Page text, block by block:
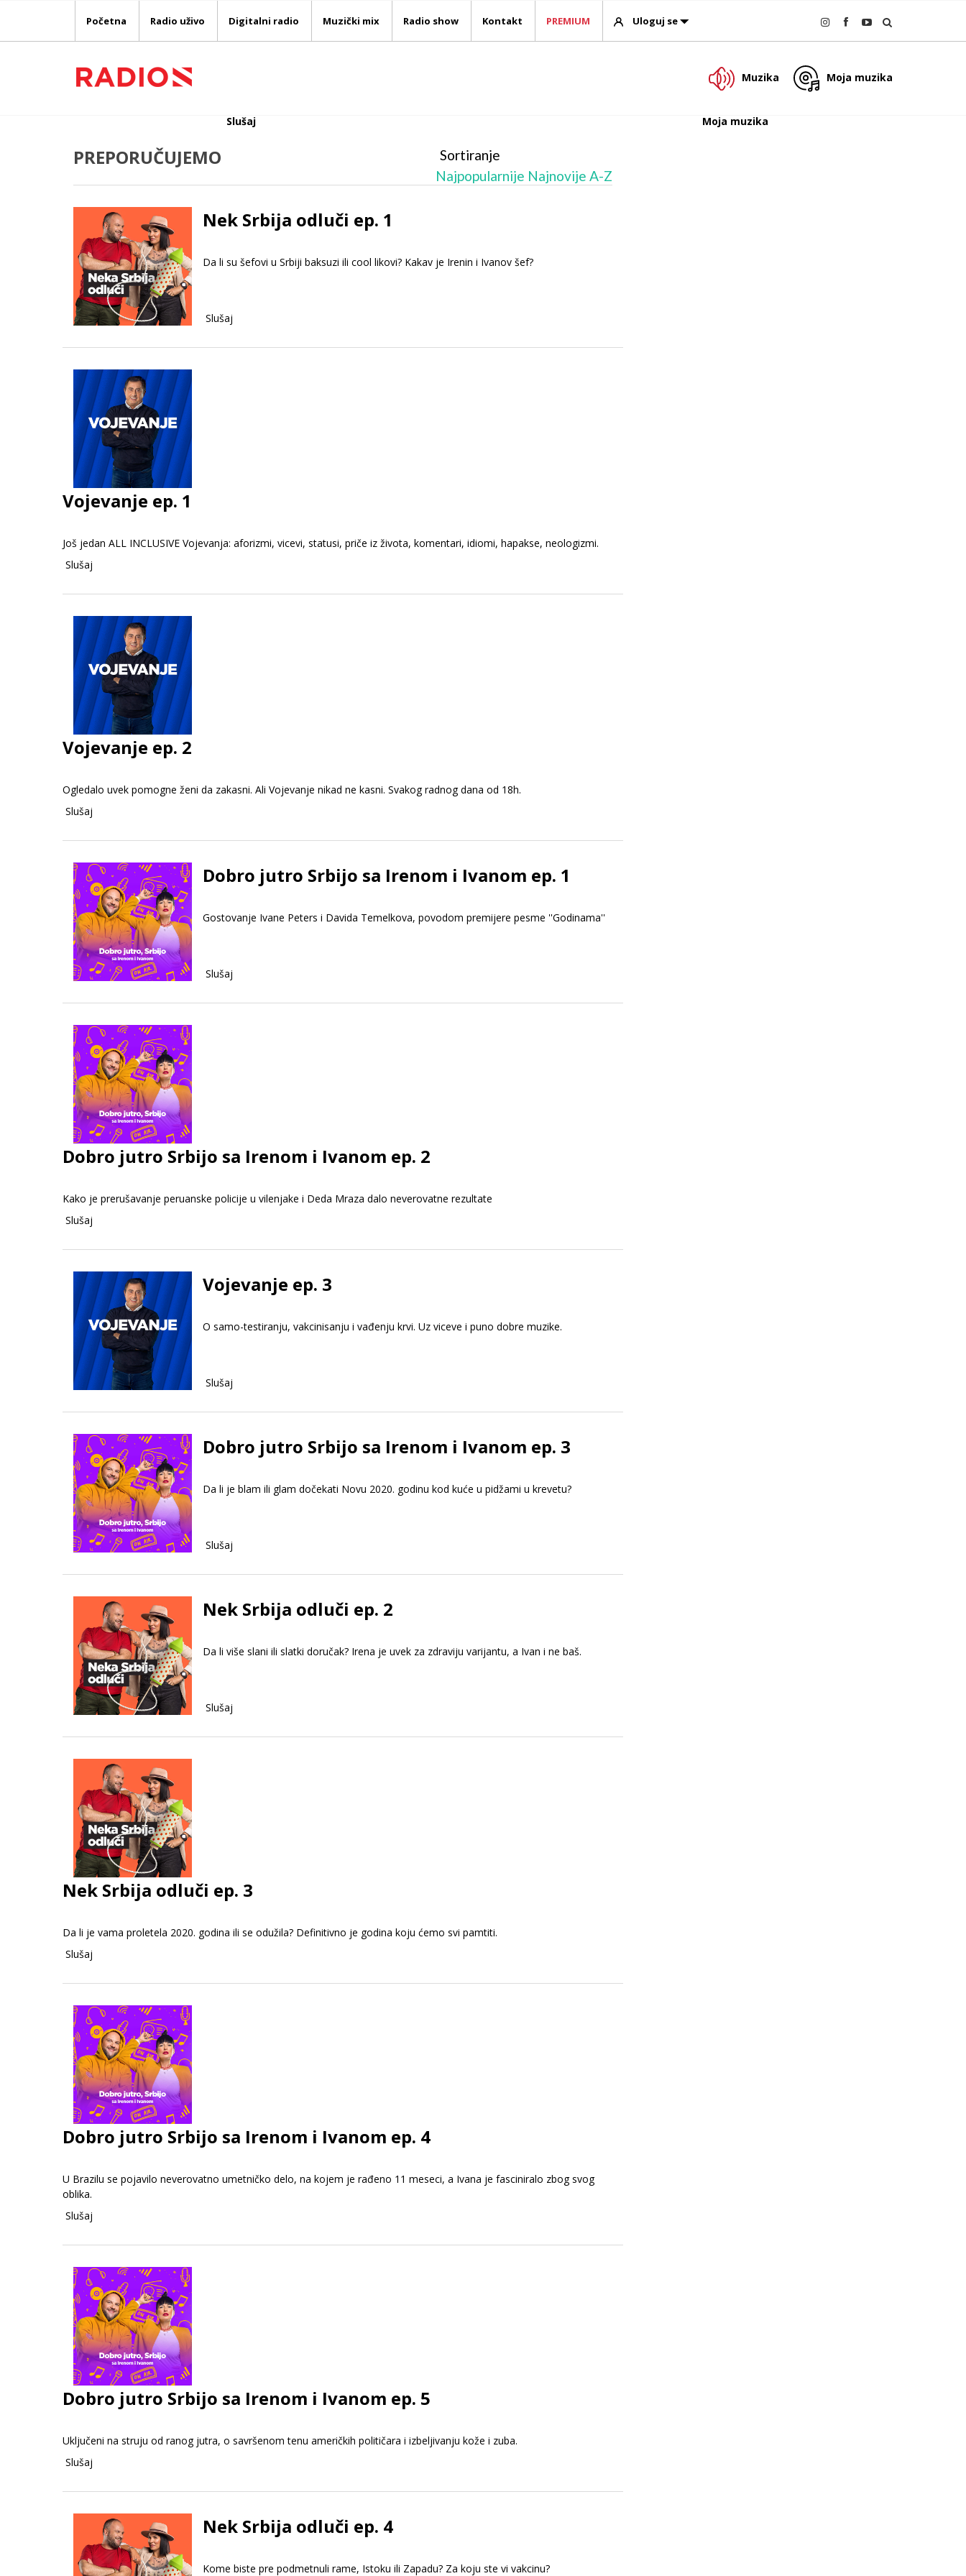
Početna Radio uživo Digitalni radio Muzički mix Radio show Kontakt PREMIUM Uloguj se
Muzika Moja muzika
Slušaj Moja muzika
PREPORUČUJEMO
Sortiranje
Najpopularnije Najnovije A-Z
Nek Srbija odluči ep. 1
Da li su šefovi u Srbiji baksuzi ili cool likovi? Kakav je Irenin i Ivanov šef?
Slušaj
Vojevanje ep. 1
Još jedan ALL INCLUSIVE Vojevanja: aforizmi, vicevi, statusi, priče iz života, komentari, idiomi, hapakse, neologizmi.
Slušaj
Vojevanje ep. 2
Ogledalo uvek pomogne ženi da zakasni. Ali Vojevanje nikad ne kasni. Svakog radnog dana od 18h.
Slušaj
Dobro jutro Srbijo sa Irenom i Ivanom ep. 1
Gostovanje Ivane Peters i Davida Temelkova, povodom premijere pesme ''Godinama''
Slušaj
Dobro jutro Srbijo sa Irenom i Ivanom ep. 2
Kako je prerušavanje peruanske policije u vilenjake i Deda Mraza dalo neverovatne rezultate
Slušaj
Vojevanje ep. 3
O samo-testiranju, vakcinisanju i vađenju krvi. Uz viceve i puno dobre muzike.
Slušaj
Dobro jutro Srbijo sa Irenom i Ivanom ep. 3
Da li je blam ili glam dočekati Novu 2020. godinu kod kuće u pidžami u krevetu?
Slušaj
Nek Srbija odluči ep. 2
Da li više slani ili slatki doručak? Irena je uvek za zdraviju varijantu, a Ivan i ne baš.
Slušaj
Nek Srbija odluči ep. 3
Da li je vama proletela 2020. godina ili se odužila? Definitivno je godina koju ćemo svi pamtiti.
Slušaj
Dobro jutro Srbijo sa Irenom i Ivanom ep. 4
U Brazilu se pojavilo neverovatno umetničko delo, na kojem je rađeno 11 meseci, a Ivana je fasciniralo zbog svog
oblika.
Slušaj
Dobro jutro Srbijo sa Irenom i Ivanom ep. 5
Uključeni na struju od ranog jutra, o savršenom tenu američkih političara i izbeljivanju kože i zuba.
Slušaj
Nek Srbija odluči ep. 4
Kome biste pre podmetnuli rame, Istoku ili Zapadu? Za koju ste vi vakcinu?